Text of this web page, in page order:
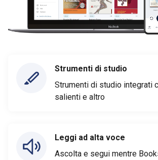
Strumenti di studio
Strumenti di studio integrati
salienti e altro
Leggi ad alta voce
Ascolta e segui mentre